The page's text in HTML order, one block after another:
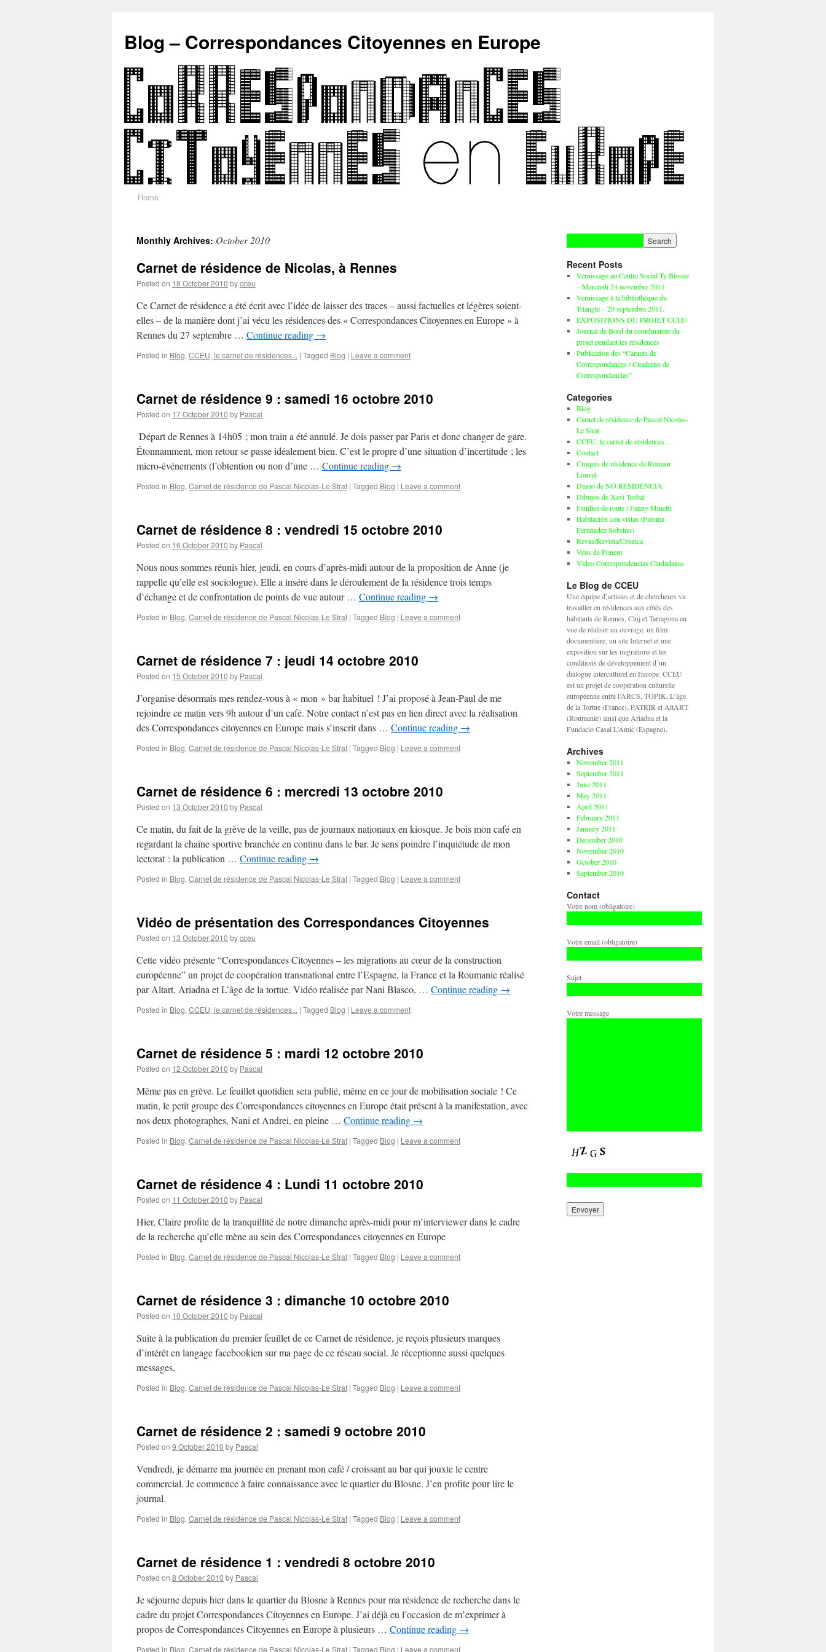
Blog – Correspondances Citoyennes en Europe
Skip
content
Home
Monthly Archives: October 2010
Carnet de résidence de Nicolas, à Rennes
Posted on 18 October 2010 bycceu
Ce Carnet de résidence a été écrit avec l’idée de laisser des traces – aussi factuelles et légères soient-
elles – de la manière dont j’ai vécu les résidences des « Correspondances Citoyennes en Europe » à
Rennes du 27 septembre … Continue reading →
Posted in Blog, CCEU, le carnet de résidences... | Tagged Blog | Leave a comment
Carnet de résidence 9 : samedi 16 octobre 2010
Posted on 17 October 2010 by Pascal
Départ de Rennes à 14h05 ; mon train a été annulé. Je dois passer par Paris et donc changer de gare.
Étonnamment, mon retour se passe idéalement bien. C’est le propre d’une situation d’incertitude ; les
micro-événements (l’obtention ou non d’une … Continue reading →
Posted in Blog, Carnet de résidence de Pascal Nicolas-Le Strat | Tagged Blog | Leave a comment
Carnet de résidence 8 : vendredi 15 octobre 2010
Posted on 16 October 2010 by Pascal
Nous nous sommes réunis hier, jeudi, en cours d’après-midi autour de la proposition de Anne (je
rappelle qu’elle est sociologue). Elle a inséré dans le déroulement de la résidence trois temps
d’échange et de confrontation de points de vue autour … Continue reading →
Posted in Blog, Carnet de résidence de Pascal Nicolas-Le Strat | Tagged Blog | Leave a comment
Carnet de résidence 7 : jeudi 14 octobre 2010
Posted on 15 October 2010 by Pascal
J’organise désormais mes rendez-vous à « mon » bar habituel ! J’ai proposé à Jean-Paul de me
rejoindre ce matin vers 9h autour d’un café. Notre contact n’est pas en lien direct avec la réalisation
des Correspondances citoyennes en Europe mais s’inscrit dans … Continue reading →
Posted in Blog, Carnet de résidence de Pascal Nicolas-Le Strat | Tagged Blog | Leave a comment
Carnet de résidence 6 : mercredi 13 octobre 2010
Posted on 13 October 2010 by Pascal
Ce matin, du fait de la grève de la veille, pas de journaux nationaux en kiosque. Je bois mon café en
regardant la chaîne sportive branchée en continu dans le bar. Je sens poindre l’inquiétude de mon
lectorat : la publication … Continue reading →
Posted in Blog, Carnet de résidence de Pascal Nicolas-Le Strat | Tagged Blog | Leave a comment
Vidéo de présentation des Correspondances Citoyennes
Posted on 13 October 2010 bycceu
Cette vidéo présente “Correspondances Citoyennes – les migrations au cœur de la construction
européenne” un projet de coopération transnational entre l’Espagne, la France et la Roumanie réalisé
par Altart, Ariadna et L’âge de la tortue. Vidéo réalisée par Nani Blasco, … Continue reading →
Posted in Blog, CCEU, le carnet de résidences... | Tagged Blog | Leave a comment
Carnet de résidence 5 : mardi 12 octobre 2010
Posted on 12 October 2010 by Pascal
Même pas en grève. Le feuillet quotidien sera publié, même en ce jour de mobilisation sociale ! Ce
matin, le petit groupe des Correspondances citoyennes en Europe était présent à la manifestation, avec
nos deux photographes, Nani et Andrei, en pleine … Continue reading →
Posted in Blog, Carnet de résidence de Pascal Nicolas-Le Strat | Tagged Blog | Leave a comment
Carnet de résidence 4 : Lundi 11 octobre 2010
Posted on 11 October 2010 by Pascal
Hier, Claire profite de la tranquillité de notre dimanche après-midi pour m’interviewer dans le cadre
de la recherche qu’elle mène au sein des Correspondances citoyennes en Europe
Posted in Blog, Carnet de résidence de Pascal Nicolas-Le Strat | Tagged Blog | Leave a comment
Carnet de résidence 3 : dimanche 10 octobre 2010
Posted on 10 October 2010 by Pascal
Suite à la publication du premier feuillet de ce Carnet de résidence, je reçois plusieurs marques
d’intérêt en langage facebookien sur ma page de ce réseau social. Je réceptionne aussi quelques
messages,
Posted in Blog, Carnet de résidence de Pascal Nicolas-Le Strat | Tagged Blog | Leave a comment
Carnet de résidence 2 : samedi 9 octobre 2010
Posted on 9 October 2010 by Pascal
Vendredi, je démarre ma journée en prenant mon café / croissant au bar qui jouxte le centre
commercial. Je commence à faire connaissance avec le quartier du Blosne. J’en profite pour lire le
journal.
Posted in Blog, Carnet de résidence de Pascal Nicolas-Le Strat | Tagged Blog | Leave a comment
Carnet de résidence 1 : vendredi 8 octobre 2010
Posted on 8 October 2010 by Pascal
Je séjourne depuis hier dans le quartier du Blosne à Rennes pour ma résidence de recherche dans le
cadre du projet Correspondances Citoyennes en Europe. J’ai déjà eu l’occasion de m’exprimer à
propos de Correspondances Citoyennes en Europe à plusieurs … Continue reading →
Posted in Blog, Carnet de résidence de Pascal Nicolas-Le Strat | Tagged Blog | Leave a comment
Recent Posts
Vernissage au Centre Social Ty Blosne
– Mercredi 24 novembre 2011
Vernissage à la bibliothèque du
Triangle – 20 septembre 2011.
EXPOSITIONS DU PROJET CCEU
Journal de Bord du coordinateur du
projet pendant les résidences
Publication des “Carnets de
Correspondances / Cuaderno de
Correspondancias”
Categories
Blog
Carnet de résidence de Pascal Nicolas-
Le Strat
CCEU, le carnet de résidences…
Contact
Croquis de résidence de Romain
Louvel
Diario de NO RESIDENCIA
Dibujos de Xavi Trobat
Feuilles de route / Fanny Minetti
Habitación con vistas (Paloma
Fernández Sobrino)
Revue/Revista/Cronica
Veus de Ponent
Video Correspondencias Ciudadanas
Le Blog de CCEU
Une équipe d’artistes et de chercheurs va
travailler en résidences aux côtés des
habitants de Rennes, Cluj et Tarragona en
vue de réaliser un ouvrage, un film
documentaire, un site Internet et une
exposition sur les migrations et les
conditions de développement d’un
dialogue interculturel en Europe. CCEU
est un projet de coopération culturelle
européenne entre l’ARCS, TOPIK, L’âge
de la Tortue (France), PATRIR et AltART
(Roumanie) ainsi que Ariadna et la
Fundacio Casal L’Amic (Espagne).
Archives
November 2011
September 2011
June 2011
May 2011
April 2011
February 2011
January 2011
December 2010
November 2010
October 2010
September 2010
Contact
Votre nom (obligatoire)
Votre email (obligatoire)
Sujet
Votre message